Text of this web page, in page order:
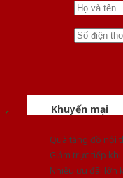
Khuyến mại
Quà tặng đồ nội
Giảm trực tiếp
Nhiều ưu đãi lớn